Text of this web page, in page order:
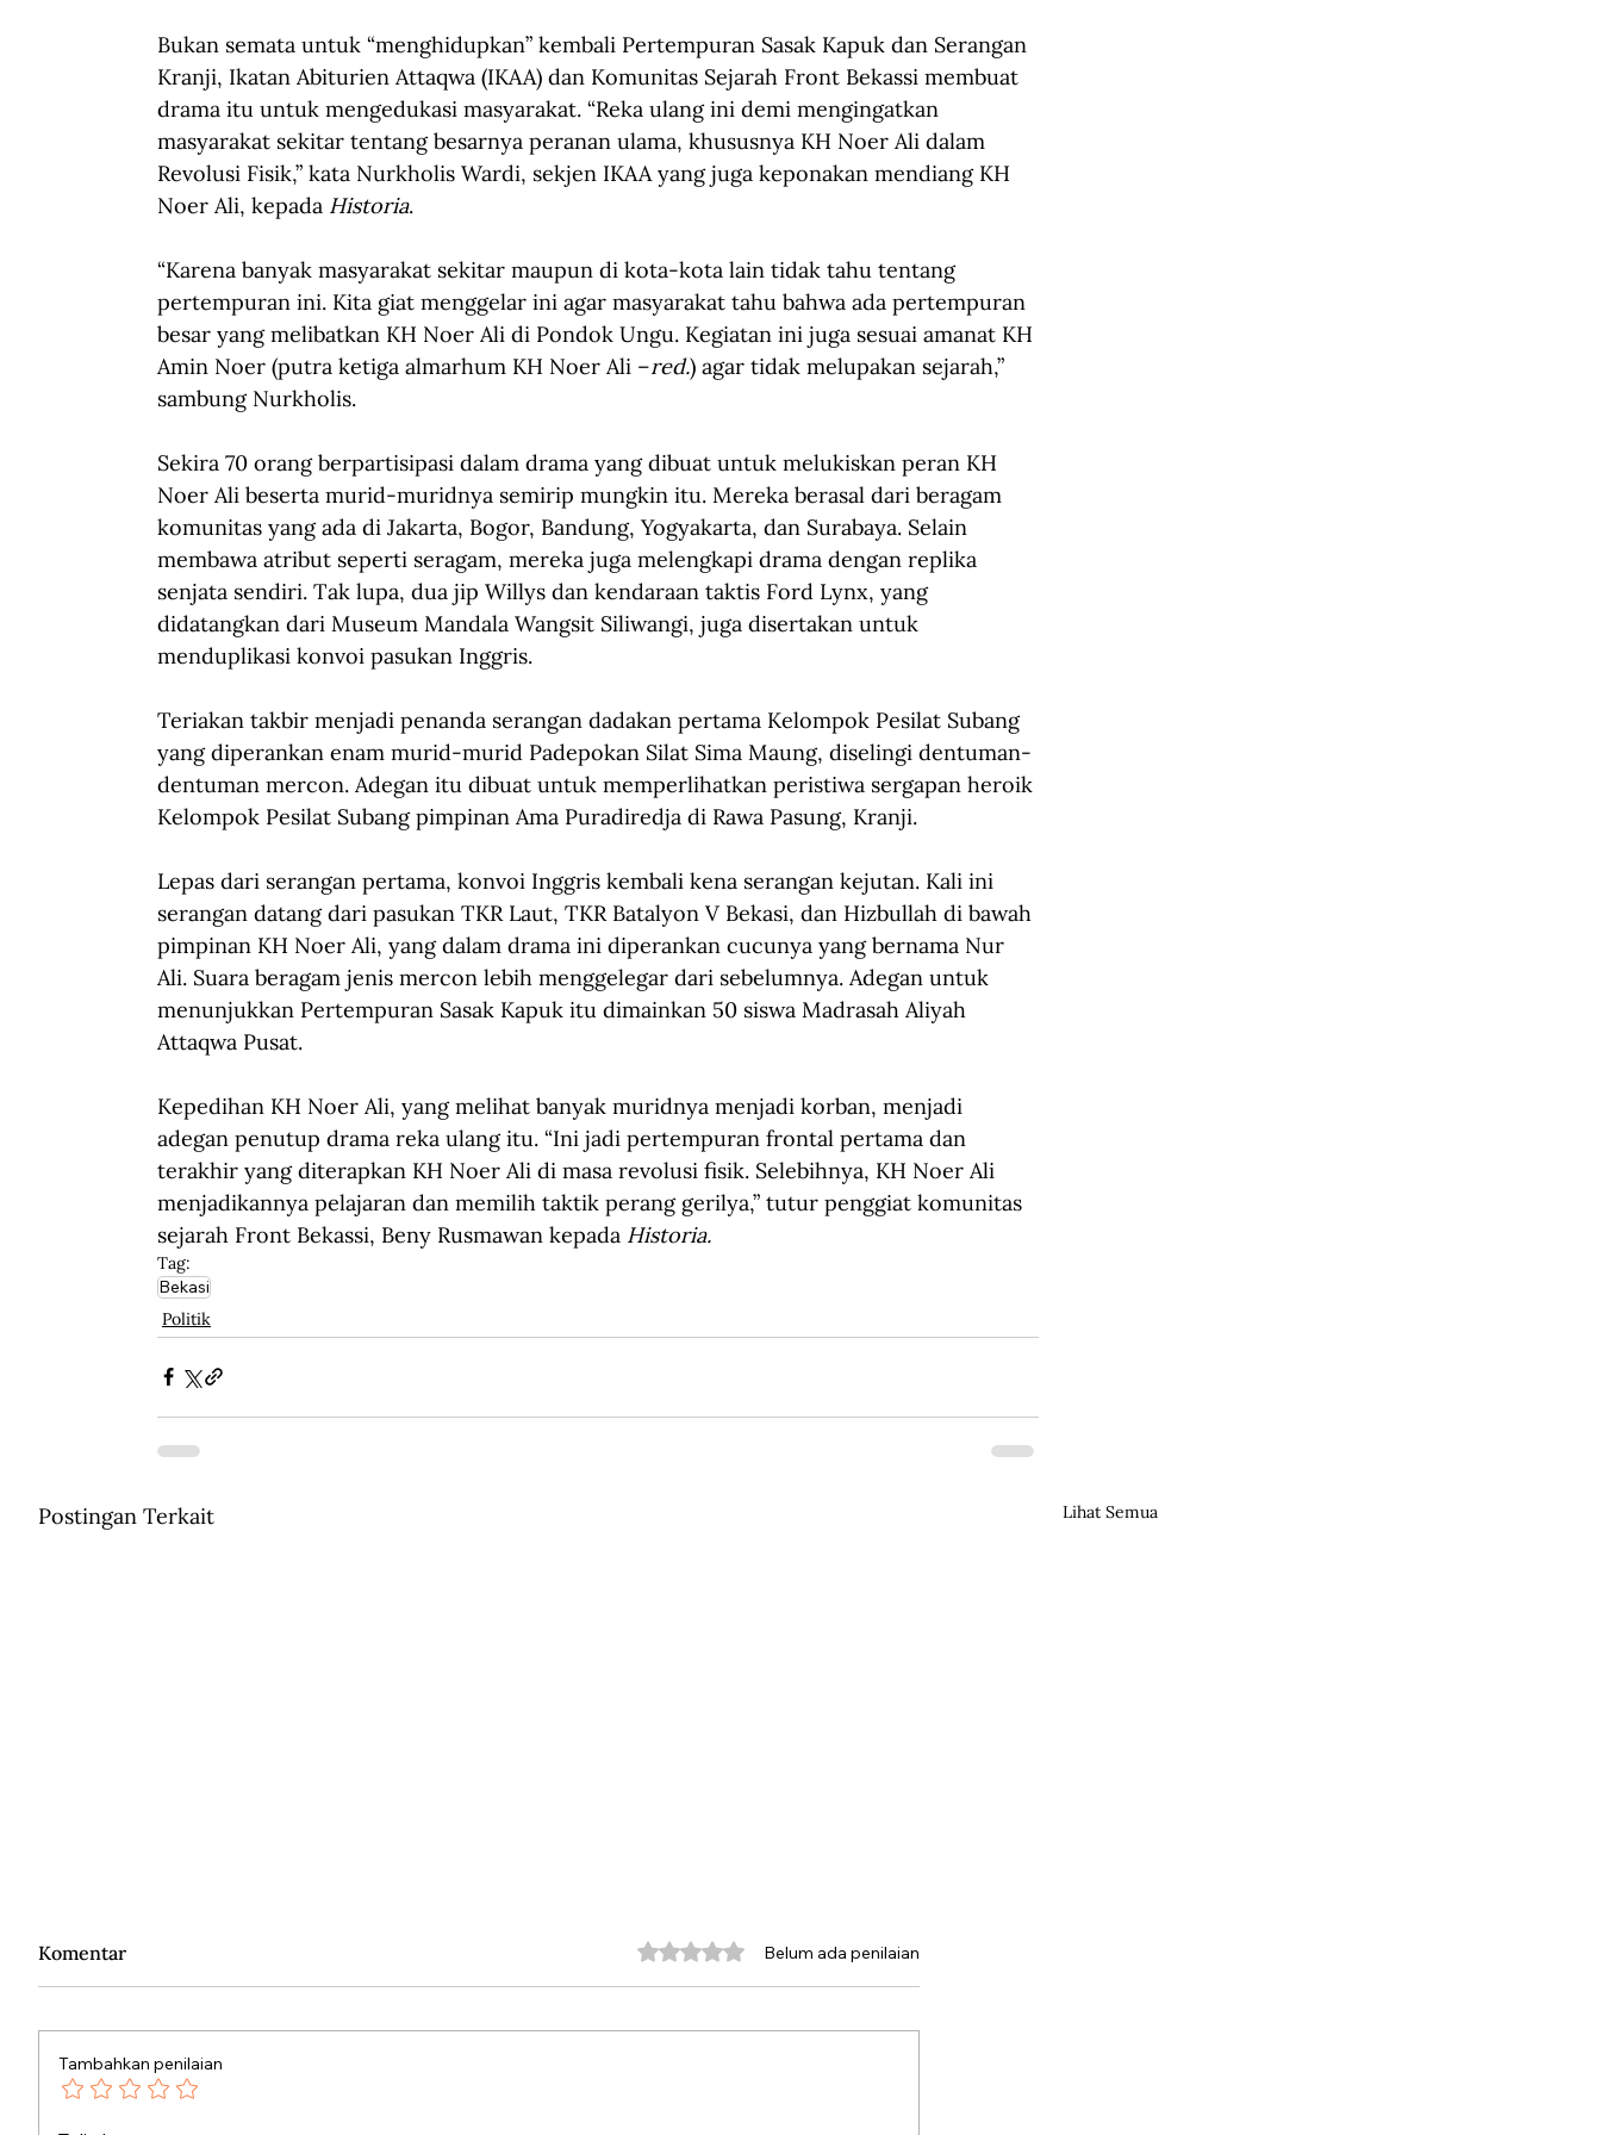
Bukan semata untuk “menghidupkan” kembali Pertempuran Sasak Kapuk dan Serangan
Kranji, Ikatan Abiturien Attaqwa (IKAA) dan Komunitas Sejarah Front Bekassi membuat
drama itu untuk mengedukasi masyarakat. “Reka ulang ini demi mengingatkan
masyarakat sekitar tentang besarnya peranan ulama, khususnya KH Noer Ali dalam
Revolusi Fisik,” kata Nurkholis Wardi, sekjen IKAA yang juga keponakan mendiang KH
Noer Ali, kepada Historia.
“Karena banyak masyarakat sekitar maupun di kota-kota lain tidak tahu tentang
pertempuran ini. Kita giat menggelar ini agar masyarakat tahu bahwa ada pertempuran
besar yang melibatkan KH Noer Ali di Pondok Ungu. Kegiatan ini juga sesuai amanat KH
Amin Noer (putra ketiga almarhum KH Noer Ali –red.) agar tidak melupakan sejarah,”
sambung Nurkholis.
Sekira 70 orang berpartisipasi dalam drama yang dibuat untuk melukiskan peran KH
Noer Ali beserta murid-muridnya semirip mungkin itu. Mereka berasal dari beragam
komunitas yang ada di Jakarta, Bogor, Bandung, Yogyakarta, dan Surabaya. Selain
membawa atribut seperti seragam, mereka juga melengkapi drama dengan replika
senjata sendiri. Tak lupa, dua jip Willys dan kendaraan taktis Ford Lynx, yang
didatangkan dari Museum Mandala Wangsit Siliwangi, juga disertakan untuk
menduplikasi konvoi pasukan Inggris.
Teriakan takbir menjadi penanda serangan dadakan pertama Kelompok Pesilat Subang
yang diperankan enam murid-murid Padepokan Silat Sima Maung, diselingi dentuman-
dentuman mercon. Adegan itu dibuat untuk memperlihatkan peristiwa sergapan heroik
Kelompok Pesilat Subang pimpinan Ama Puradiredja di Rawa Pasung, Kranji.
Lepas dari serangan pertama, konvoi Inggris kembali kena serangan kejutan. Kali ini
serangan datang dari pasukan TKR Laut, TKR Batalyon V Bekasi, dan Hizbullah di bawah
pimpinan KH Noer Ali, yang dalam drama ini diperankan cucunya yang bernama Nur
Ali. Suara beragam jenis mercon lebih menggelegar dari sebelumnya. Adegan untuk
menunjukkan Pertempuran Sasak Kapuk itu dimainkan 50 siswa Madrasah Aliyah
Attaqwa Pusat.
Kepedihan KH Noer Ali, yang melihat banyak muridnya menjadi korban, menjadi
adegan penutup drama reka ulang itu. “Ini jadi pertempuran frontal pertama dan
terakhir yang diterapkan KH Noer Ali di masa revolusi fisik. Selebihnya, KH Noer Ali
menjadikannya pelajaran dan memilih taktik perang gerilya,” tutur penggiat komunitas
sejarah Front Bekassi, Beny Rusmawan kepada Historia.
Tag:
Bekasi
Politik
Postingan Terkait Lihat Semua
Komentar Dinilai 0 dari 5 bintang.
Belum ada penilaian
Tambahkan penilaian